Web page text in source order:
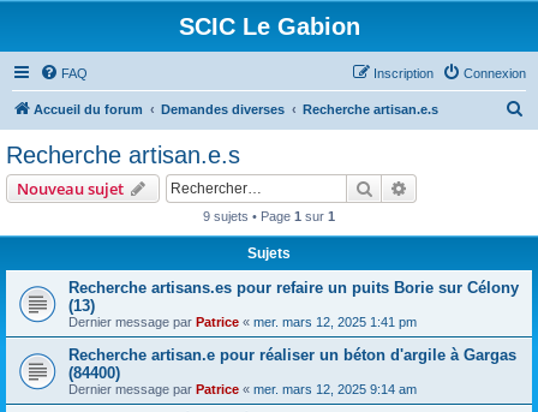
SCIC Le Gabion
FAQ Connexion
Inscription
Accueil du forum Demandes diverses Recherche artisan.e.s
e
Recherche artisan.e.s
Nouveau sujet Rechercher
9 sujets • Page 1 sur 1
Sujets
Recherche artisans.es pour refaire un puits Borie sur Célony
(13)
Dernier message par Patrice « mer. mars 12, 2025 1:41 pm
Recherche artisan.e pour réaliser un béton d'argile à Gargas
(84400)
Dernier message par Patrice « mer. mars 12, 2025 9:14 am